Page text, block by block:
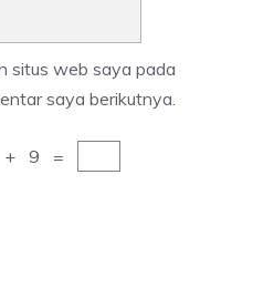
situs web saya pada
saya berikutnya.
9 =